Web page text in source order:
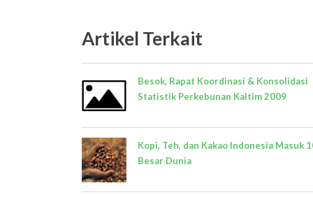
Artikel Terkait
Besok, Rapat Koordinasi & Konsolidasi
Statistik Perkebunan Kaltim 2009
Kopi, Teh, dan Kakao Indonesia Masuk
Besar Dunia